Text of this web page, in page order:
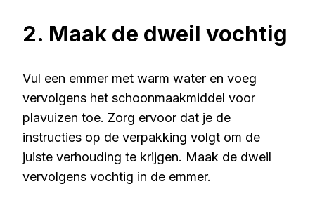
2. Maak de dweil vochtig
Vul een emmer met warm water en voeg
vervolgens het schoonmaakmiddel voor
plavuizen toe. Zorg ervoor dat je de
instructies op de verpakking volgt om de
juiste verhouding te krijgen. Maak de dweil
vervolgens vochtig in de emmer.